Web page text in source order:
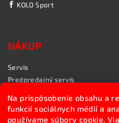
Na prispôsobenie obsahu a
funkcií sociálnych médií a
používame súbory cookie.
KOLO Sport
NÁKUP
Servis
Predpredajný servis
Rozvoz bicyklov
Poradenstvo